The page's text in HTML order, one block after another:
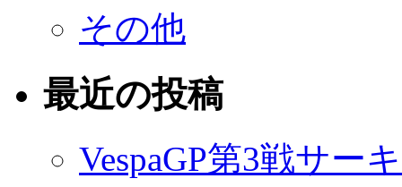
その他
最近の投稿
VespaGP第3戦サ